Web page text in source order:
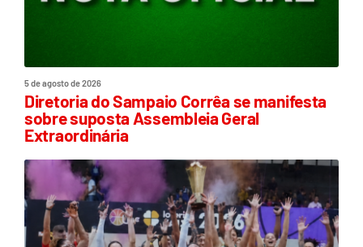
5 de agosto de 2026
Diretoria do Sampaio Corrêa se manifesta
sobre suposta Assembleia Geral
Extraordinária